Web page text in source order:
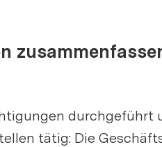
durchgeführt
tätig: Die